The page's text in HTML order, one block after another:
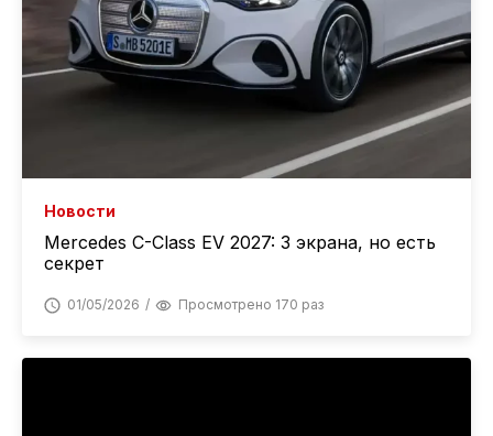
Новости
Mercedes C-Class EV 2027: 3 экрана, но есть
секрет
01/05/2026 Просмотрено 170 раз